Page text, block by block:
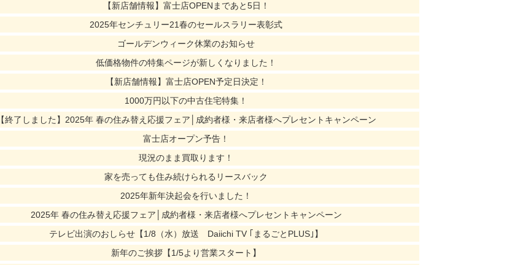
【新店舗情報】富士店OPENまであと5日！
2025年センチュリー21春のセールスラリー表彰式
ゴールデンウィーク休業のお知らせ
低価格物件の特集ページが新しくなりました！
【新店舗情報】富士店OPEN予定日決定！
1000万円以下の中古住宅特集！
【終了しました】2025年 春の住み替え応援フェア│成約者様・来店者様へプレセントキャンペーン
富士店オープン予告！
現況のまま買取ります！
家を売っても住み続けられるリースバック
2025年新年決起会を行いました！
2025年 春の住み替え応援フェア│成約者様・来店者様へプレセントキャンペーン
テレビ出演のおしらせ【1/8（水）放送 Daiichi TV ｢まるごとPLUS｣】
新年のご挨拶【1/5より営業スタート】